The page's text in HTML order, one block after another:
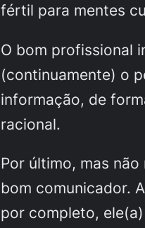
fértil para mentes
O bom profissional
(continuamente) o
informação, de
racional.
Por último, mas
bom comunicador.
por completo,